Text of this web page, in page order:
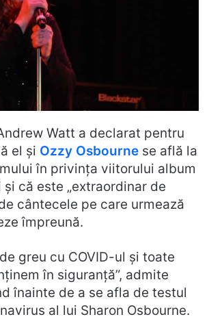
Watt a declarat pentru
el și Ozzy Osbourne se află la
în privința viitorului album
că este „extraordinar de
cântecele pe care urmează
împreună.
greu cu COVID-ul și toate
în siguranță”, admite
înainte de a se afla de testul
al lui Sharon Osbourne.